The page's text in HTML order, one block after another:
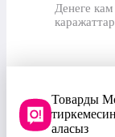
Денеге
Товарды
аласыз